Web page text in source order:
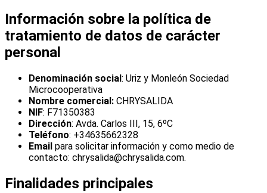
Información sobre la política de
tratamiento de datos de carácter
personal
Denominación social: Uriz y Monleón Sociedad
Microcooperativa
Nombre comercial: CHRYSALIDA
NIF: F71350383
Dirección: Avda. Carlos III, 15, 6ºC
Teléfono: +34635662328
Email para solicitar información y como medio de
contacto: chrysalida@chrysalida.com.
Finalidades principales